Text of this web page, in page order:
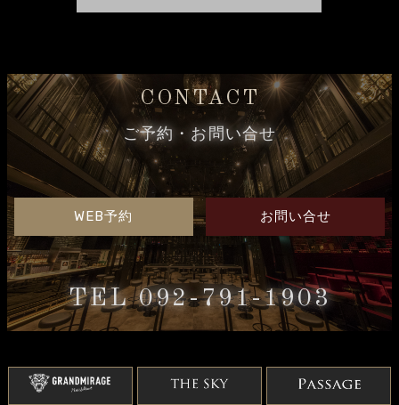
CONTACT
ご予約・お問い合せ
WEB予約 お問い合せ
TEL 092-791-1903